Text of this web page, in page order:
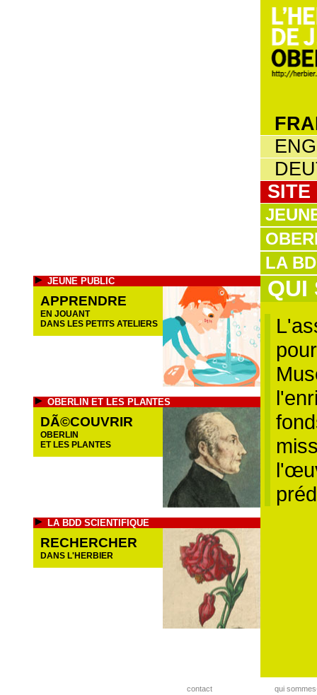
LA
JEUNE PUBLIC
APPRENDRE
EN JOUANT
DANS LES PETITS ATELIERS
OBERLIN ET LES PLANTES
DÃ©COUVRIR
OBERLIN
ET LES PLANTES
LA BDD SCIENTIFIQUE
RECHERCHER
DANS L'HERBIER
QUI
contact qui